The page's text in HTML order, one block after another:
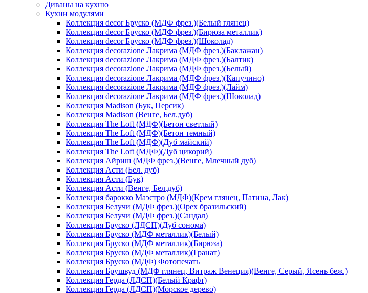
Диваны на кухню
Кухни модулями
Коллекция decor Бруско (МДФ фрез.)(Белый глянец)
Коллекция decor Бруско (МДФ фрез.)(Бирюза металлик)
Коллекция decor Бруско (МДФ фрез.)(Шоколад)
Коллекция decorazione Лакрима (МДФ фрез.)(Баклажан)
Коллекция decorazione Лакрима (МДФ фрез.)(Балтик)
Коллекция decorazione Лакрима (МДФ фрез.)(Белый)
Коллекция decorazione Лакрима (МДФ фрез.)(Капучино)
Коллекция decorazione Лакрима (МДФ фрез.)(Лайм)
Коллекция decorazione Лакрима (МДФ фрез.)(Шоколад)
Коллекция Madison (Бук, Персик)
Коллекция Madison (Венге, Бел.дуб)
Коллекция The Loft (МДФ)(Бетон светлый)
Коллекция The Loft (МДФ)(Бетон темный)
Коллекция The Loft (МДФ)(Дуб майский)
Коллекция The Loft (МДФ)(Дуб цикорий)
Коллекция Айриш (МДФ фрез.)(Венге, Млечный дуб)
Коллекция Асти (Бел. дуб)
Коллекция Асти (Бук)
Коллекция Асти (Венге, Бел.дуб)
Коллекция барокко Маэстро (МДФ)(Крем глянец, Патина, Лак)
Коллекция Белучи (МДФ фрез.)(Орех бразильский)
Коллекция Белучи (МДФ фрез.)(Сандал)
Коллекция Бруско (ЛДСП)(Дуб сонома)
Коллекция Бруско (МДФ металлик)(Белый)
Коллекция Бруско (МДФ металлик)(Бирюза)
Коллекция Бруско (МДФ металлик)(Гранат)
Коллекция Бруско (МДФ) Фотопечать
Коллекция Брушвуд (МДФ глянец, Витраж Венеция)(Венге, Серый, Ясень беж.)
Коллекция Герда (ЛДСП)(Белый Крафт)
Коллекция Герда (ЛДСП)(Морское дерево)